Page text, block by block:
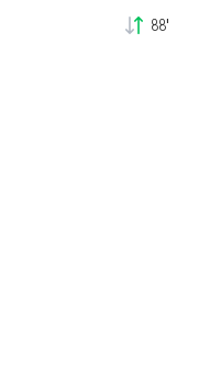
88'